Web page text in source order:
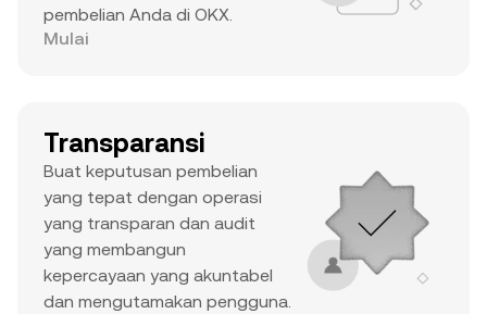
pembelian Anda di OKX.
Mulai
Transparansi
Buat keputusan pembelian
yang tepat dengan operasi
yang transparan dan audit
yang membangun
kepercayaan yang akuntabel
dan mengutamakan pengguna.